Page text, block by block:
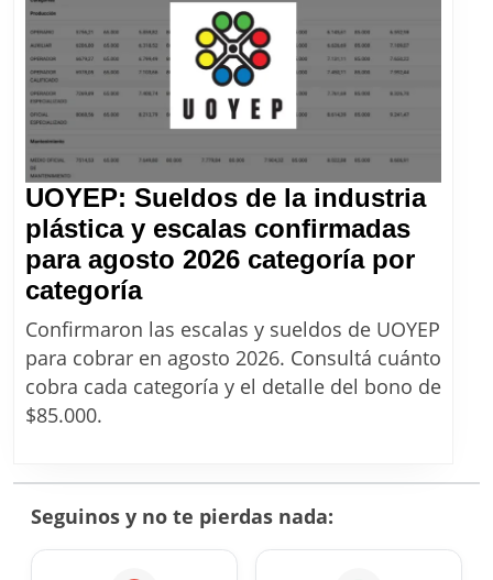
cómo
se
incorporan
los
$120.000
al
básico
UOYEP: Sueldos de la industria
plástica y escalas confirmadas
para agosto 2026 categoría por
categoríaUOYEP:
Sueldos
de
la
escalas
confirmadas
Confirmaron las escalas y sueldos de UOYEP
para cobrar en agosto 2026. Consultá cuánto
cobra cada categoría y el detalle del bono de
$85.000.
Seguinos y no te pierdas nada: